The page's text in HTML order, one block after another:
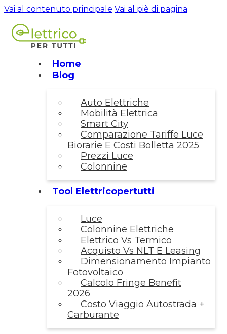
Vai al contenuto principale Vai al piè di pagina
Home
Blog
Auto Elettriche
Mobilità Elettrica
Smart City
Comparazione Tariffe Luce
Biorarie E Costi Bolletta 2025
Prezzi Luce
Colonnine
Tool Elettricopertutti
Luce
Colonnine Elettriche
Elettrico Vs Termico
Acquisto Vs NLT E Leasing
Dimensionamento Impianto
Fotovoltaico
Calcolo Fringe Benefit
2026
Costo Viaggio Autostrada +
Carburante